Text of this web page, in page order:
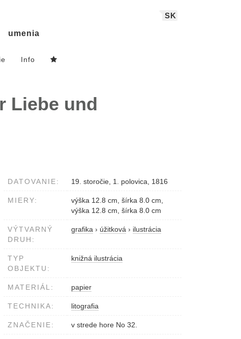
SK
umenia
Info
Liebe und
DATOVANIE: 19. storočie, 1. polovica, 1816
MIERY:
výška 12.8 cm, šírka 8.0 cm,
výška 12.8 cm, šírka 8.0 cm
VÝTVARNÝ
DRUH:
grafika › úžitková › ilustrácia
TYP
OBJEKTU:
knižná ilustrácia
MATERIÁL: papier
TECHNIKA: litografia
ZNAČENIE: v strede hore No 32.